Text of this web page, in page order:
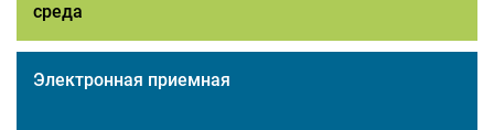
среда
Электронная приемная